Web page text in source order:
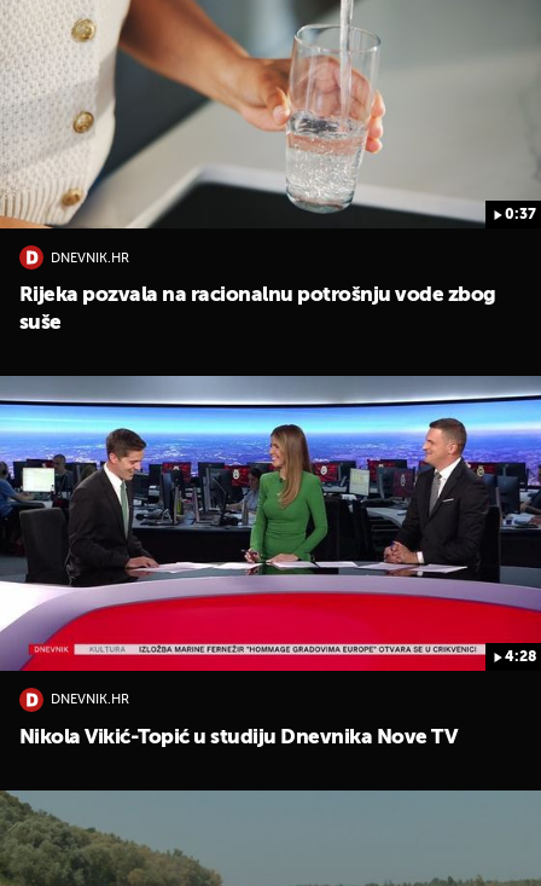
0:37
DNEVNIK.HR
Rijeka pozvala na racionalnu potrošnju vode zbog
suše
4:28
DNEVNIK.HR
Nikola Vikić-Topić u studiju Dnevnika Nove TV